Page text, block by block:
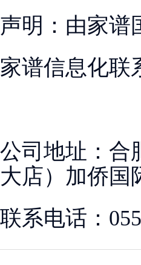
声明：由家谱
家谱信息化联
公司地址：合
大店）加侨国
联系电话：